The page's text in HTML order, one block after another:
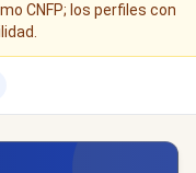
CNFP; los perfiles con